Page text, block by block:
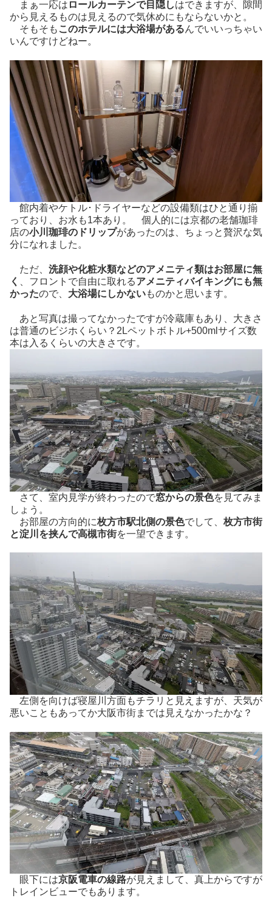
まぁ一応は ロールカーテンで目隠しはできますが、隙間
から見えるものは見えるので気休めにもならないかと。
そもそも このホテルには大浴場があるんでいいっちゃい
いんですけどねー。
館内着やケトル･ドライヤーなどの設備類はひと通り揃
っており、お水も1本あり。 個人的には京都の老舗珈琲
店の小川珈琲のドリップがあったのは、ちょっと贅沢な気
分になれました。
ただ、 洗顔や化粧水類などのアメニティ類はお部屋に無
く
、フロントで自由に取れるアメニティバイキングにも無
かったので、 大浴場にしかないものかと思います。
あと写真は撮ってなかったですが冷蔵庫もあり、大きさ
は普通のビジホくらい？2Lペットボトル+500mlサイズ数
本は入るくらいの大きさです。
さて、室内見学が終わったので窓からの景色を見てみま
しょう。
お部屋の方向的に枚方市駅北側の景色でして、 枚方市街
と淀川を挟んで高槻市街を一望できます。
左側を向けば寝屋川方面もチラリと見えますが、天気が
悪いこともあってか大阪市街までは見えなかったかな？
眼下には京阪電車の線路が見えまして、真上からですが
トレインビューでもあります。